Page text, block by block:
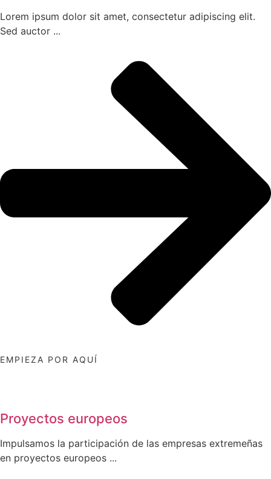
Lorem ipsum dolor sit amet, consectetur adipiscing elit.
Sed auctor ...
EMPIEZA POR AQUÍ
Proyectos europeos
Impulsamos la participación de las empresas extremeñas
en proyectos europeos ...